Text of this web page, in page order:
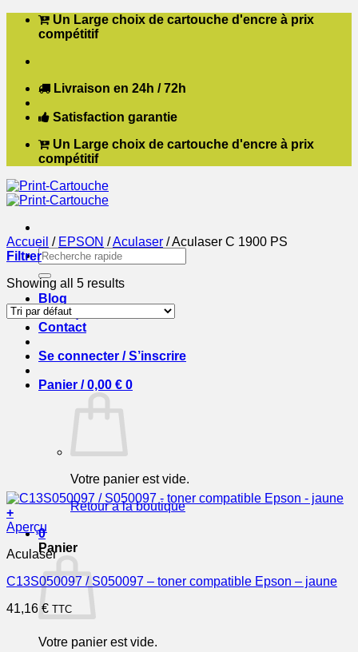
Passer Un Large choix de cartouche d'encre à prix
compétitif
Livraison en 24h / 72h
Satisfaction garantie
Un Large choix de cartouche d'encre à prix
compétitif
Recherche
pour :
Blog
Boutique
Contact
Se connecter / S’inscrire
Panier /0,00 € 0
Votre panier est vide.
Retour à la boutique
0
Panier
Votre panier est vide.
Accueil / EPSON /Aculaser /Aculaser C 1900 PS
Filtrer
Showing all 5 results
+
Aperçu
Aculaser
C13S050097 / S050097 – toner compatible Epson – jaune
41,16 € TTC